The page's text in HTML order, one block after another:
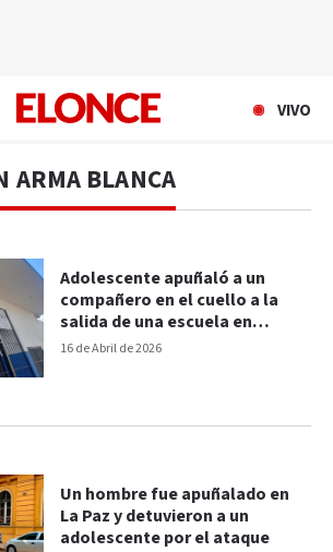
VIVO
ARMA BLANCA
16 de Abril de 2026
Adolescente apuñaló a un
compañero en el cuello a la
salida de una escuela en
provincia de Buenos Aires
Un hombre fue apuñalado en
La Paz y detuvieron a un
adolescente por el ataque